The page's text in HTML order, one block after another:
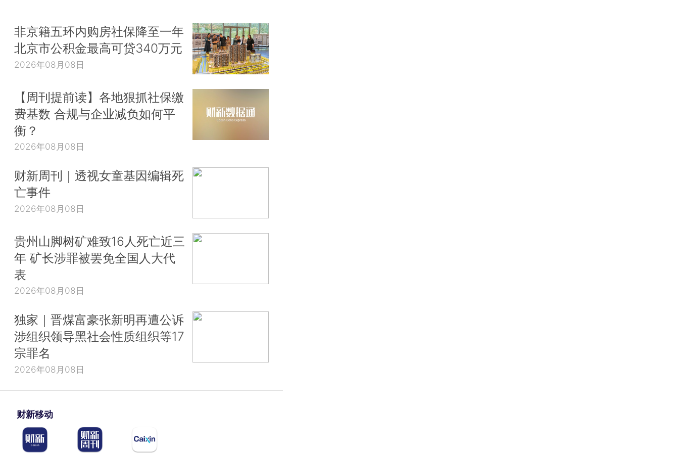
非京籍五环内购房社保降至一年
北京市公积金最高可贷340万元
2026年08月08日
【周刊提前读】各地狠抓社保缴
费基数 合规与企业减负如何平
衡？
2026年08月08日
财新周刊｜透视女童基因编辑死
亡事件
2026年08月08日
贵州山脚树矿难致16人死亡近三
年 矿长涉罪被罢免全国人大代
表
2026年08月08日
独家｜晋煤富豪张新明再遭公诉
涉组织领导黑社会性质组织等17
宗罪名
2026年08月08日
财新移动